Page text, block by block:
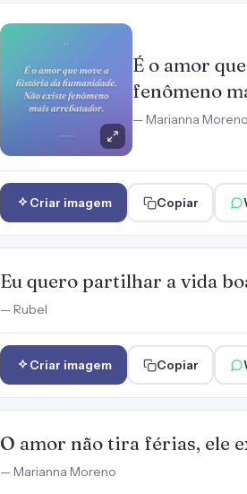
É o amor
fenômeno
— Marianna Moreno
Criar imagem Copiar
Eu quero partilhar a vida
— Rubel
Criar imagem Copiar
O amor não tira férias, ele
— Marianna Moreno